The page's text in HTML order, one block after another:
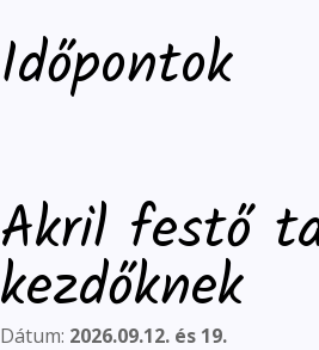
Időpontok
Akril festő
kezdőknek
Dátum: 2026.09.12. és 19.